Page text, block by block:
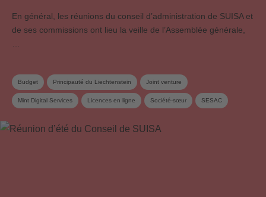
En général, les réunions du conseil d’administration de SUISA et
de ses commissions ont lieu la veille de l’Assemblée générale,
Budget Principauté du Liechtenstein Joint venture
Mint Digital Services Licences en ligne Société-sœur SESAC